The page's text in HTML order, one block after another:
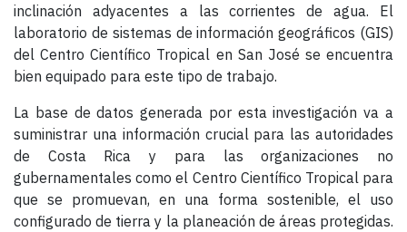
inclinación adyacentes a las corrientes de agua. El
laboratorio de sistemas de información geográficos (GIS)
del Centro Científico Tropical en San José se encuentra
bien equipado para este tipo de trabajo.
La base de datos generada por esta investigación va a
suministrar una información crucial para las autoridades
de Costa Rica y para las organizaciones no
gubernamentales como el Centro Científico Tropical para
que se promuevan, en una forma sostenible, el uso
configurado de tierra y la planeación de áreas protegidas.